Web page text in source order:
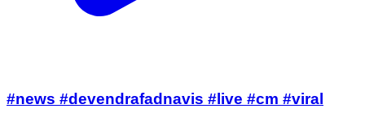
#news #devendrafadnavis #live #cm #viral